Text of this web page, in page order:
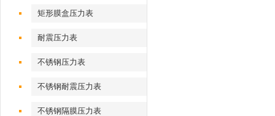
矩形膜盒压力表
耐震压力表
不锈钢压力表
不锈钢耐震压力表
不锈钢隔膜压力表